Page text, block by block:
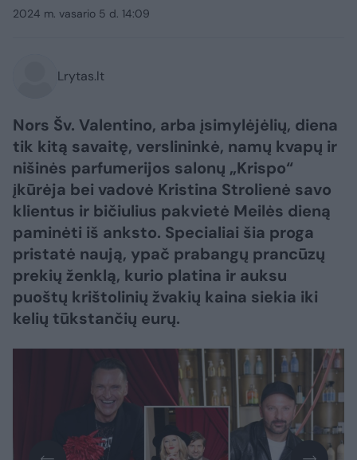
2024 m. vasario 5 d. 14:09
Lrytas.lt
Nors Šv. Valentino, arba įsimylėjėlių, diena
tik kitą savaitę, verslininkė, namų kvapų ir
nišinės parfumerijos salonų „Krispo“
įkūrėja bei vadovė Kristina Strolienė savo
klientus ir bičiulius pakvietė Meilės dieną
paminėti iš anksto. Specialiai šia proga
pristatė naują, ypač prabangų prancūzų
prekių ženklą, kurio platina ir auksu
puoštų krištolinių žvakių kaina siekia iki
kelių tūkstančių eurų.